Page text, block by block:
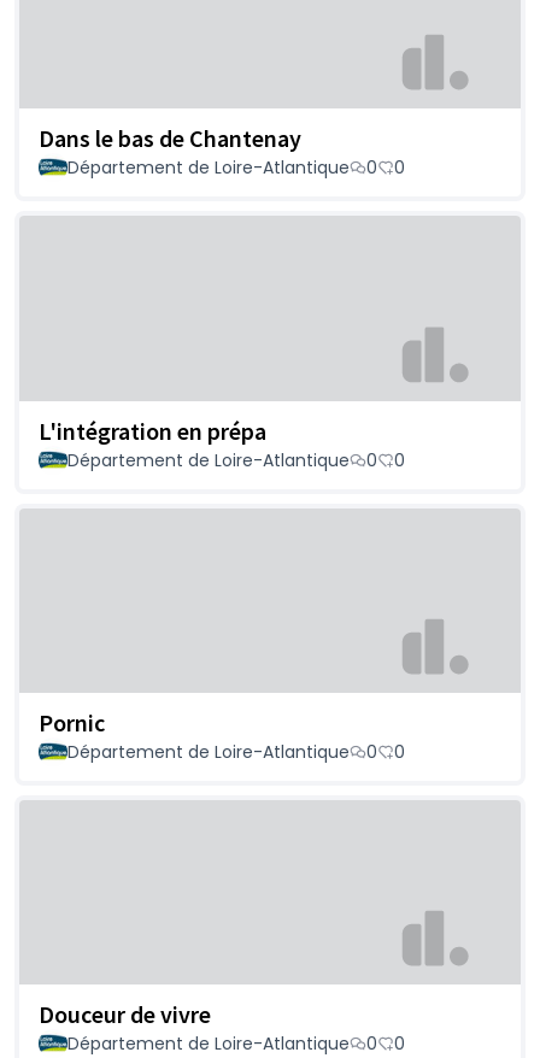
Dans le bas de Chantenay
Département de Loire-Atlantique 0 0
L'intégration en prépa
Département de Loire-Atlantique 0 0
Pornic
Département de Loire-Atlantique 0 0
Douceur de vivre
Département de Loire-Atlantique 0 0